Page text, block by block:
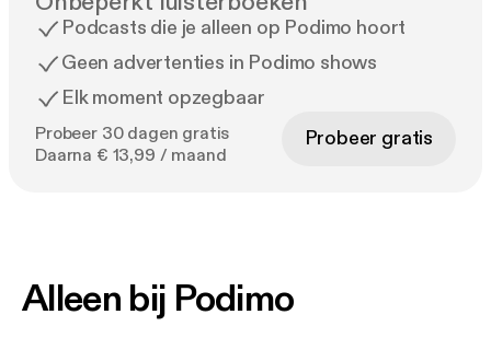
Podcasts die je alleen op Podimo hoort
Geen advertenties in Podimo shows
Elk moment opzegbaar
Probeer 30 dagen gratis
Daarna € 13,99 / maand
Probeer gratis
Alleen bij Podimo